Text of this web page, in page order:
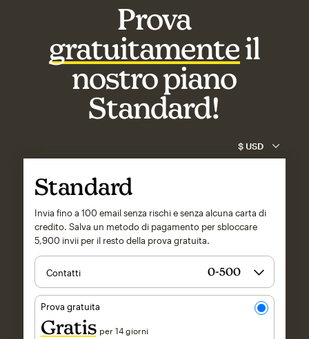
Prova
gratuitamenteil
nostro piano
Standard!
Standard
Invia fino a 100 email senza rischi e senza alcuna carta di
credito. Salva un metodo di pagamento per sbloccare
5,900 invii per il resto della prova gratuita.
Contatti
Prova gratuita
Gratis per 14 giorni